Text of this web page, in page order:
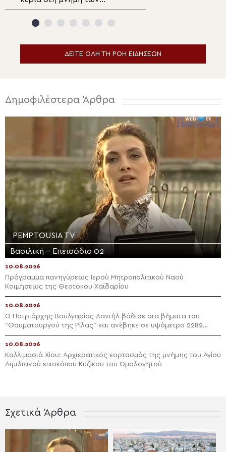
θυμάτων της αεροπορικής
τραγωδίας της “Ήλιος”
ΔΕΙΤΕ ΟΛΗ ΤΗ ΡΟΗ ΕΙΔΗΣΕΩΝ
Δημοφιλέστερα Άρθρα
PEMPTOUSIA TV
Βασιλική – Επεισόδιο 02
10.08.2026
Πρόγραμμα πανηγύρεως Ιερού Μητροπολιτικού Ναού
Κοιμήσεως της Θεοτόκου Χαϊδαρίου
10.08.2026
Ο Πατριάρχης Βουλγαρίας Δανιήλ βάδισε στα βήματα του
“Θαυματουργού της Ρίλας” και ανέβηκε σε υψόμετρο 2282
μέτρα
10.08.2026
Καλλιμασιά Χίου: Αρχιερατικός εορτασμός της μνήμης του Αγίου
Αιμιλιανού επισκόπου Κυζίκου του Ομολογητού
Σχετικά Άρθρα